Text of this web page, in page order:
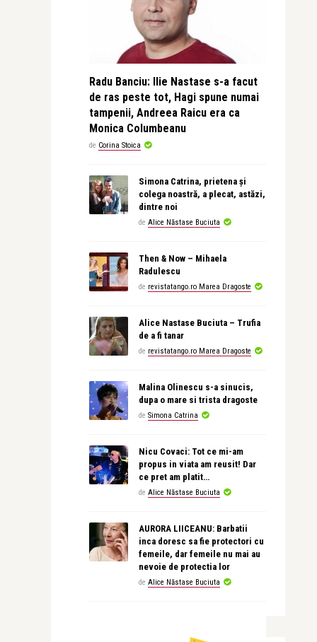
Radu Banciu: Ilie Nastase s-a facut
de ras peste tot, Hagi spune numai
tampenii, Andreea Raicu era ca
Monica Columbeanu
de Corina Stoica
Simona Catrina, prietena și
colega noastră, a plecat, astăzi,
dintre noi
de Alice Năstase Buciuta
Then & Now – Mihaela
Radulescu
de revistatango.ro Marea Dragoste
Alice Nastase Buciuta – Trufia
de a fi tanar
de revistatango.ro Marea Dragoste
Malina Olinescu s-a sinucis,
dupa o mare si trista dragoste
de Simona Catrina
Nicu Covaci: Tot ce mi-am
propus in viata am reusit! Dar
ce pret am platit…
de Alice Năstase Buciuta
AURORA LIICEANU: Barbatii
inca doresc sa fie protectori cu
femeile, dar femeile nu mai au
nevoie de protectia lor
de Alice Năstase Buciuta